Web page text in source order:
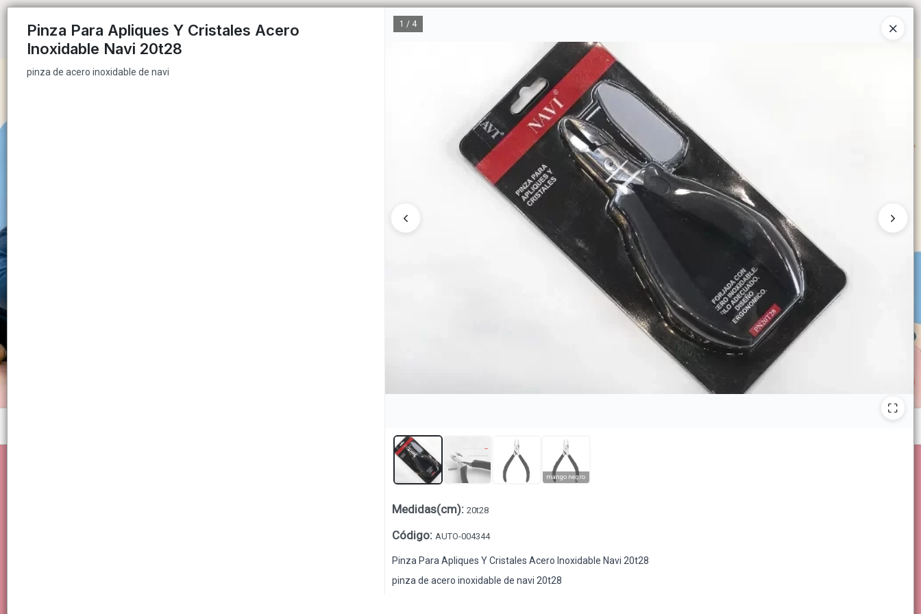
pinza de acero inoxidable de navi
Pinza Para Apliques Y Cristales Acero
Inoxidable Navi 20t28
pinza de acero inoxidable de navi
1 / 4
mango negro
Medidas(cm): 20t28
Código: AUTO-004344
Pinza Para Apliques Y Cristales Acero Inoxidable Navi 20t28
pinza de acero inoxidable de navi 20t28
CÓMO COMPRAR